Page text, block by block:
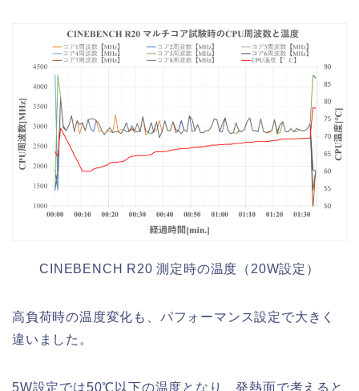
CINEBENCH R20 測定時の温度（20W設定）
高負荷時の温度変化も、パフォーマンス設定で大きく
違いました。
5W設定では50℃以下の温度となり、発熱面で考えると